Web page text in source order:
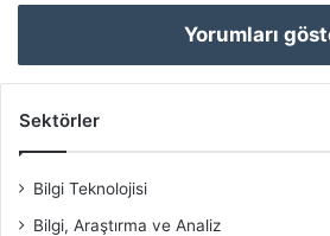
Yorumları
Sektörler
Bilgi Teknolojisi
Bilgi, Araştırma ve Analiz